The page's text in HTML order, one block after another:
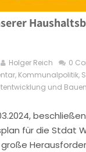
Holger Reich 0
, Kommunalpolitik,
und Bauen
für die Stdat
große